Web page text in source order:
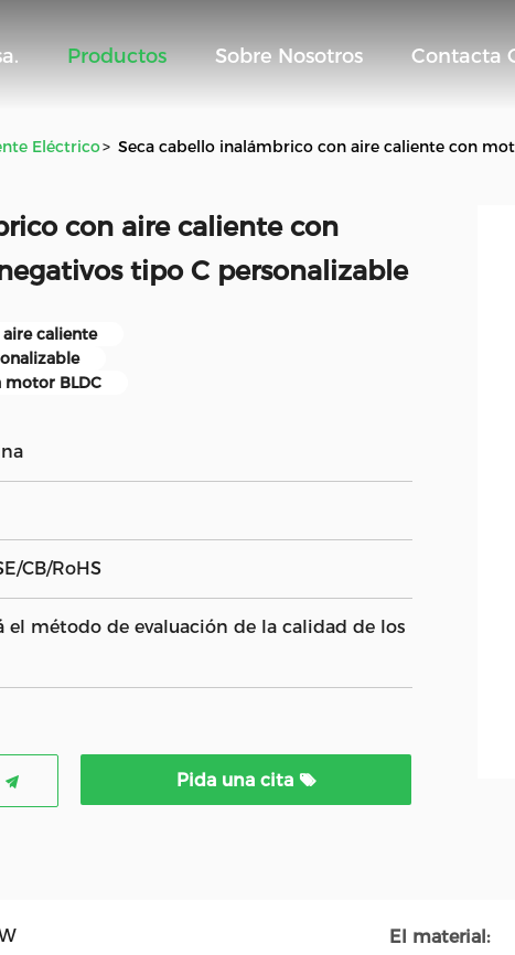
Productos Sobre Nosotros Contacta
Eléctrico> Seca cabello inalámbrico con aire caliente con
con aire caliente con
tipo C personalizable
caliente
motor BLDC
CB/RoHS
el método de evaluación de la calidad de los
Pida una cita
El material: